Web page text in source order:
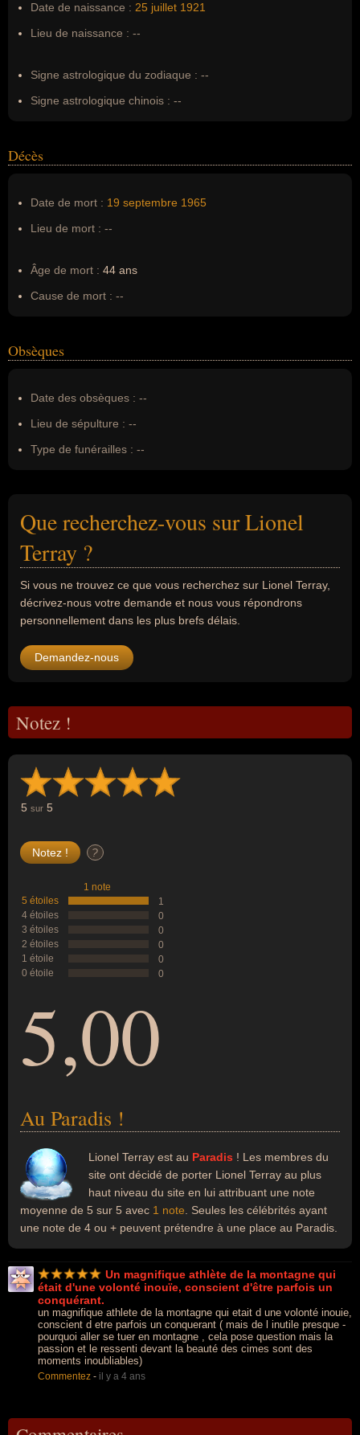
Date de naissance : 25 juillet 1921
Lieu de naissance : --
Signe astrologique du zodiaque : --
Signe astrologique chinois : --
Décès
Date de mort : 19 septembre 1965
Lieu de mort : --
Âge de mort : 44 ans
Cause de mort : --
Obsèques
Date des obsèques : --
Lieu de sépulture : --
Type de funérailles : --
Que recherchez-vous sur Lionel
Terray ?
Si vous ne trouvez ce que vous recherchez sur Lionel Terray,
décrivez-nous votre demande et nous vous répondrons
personnellement dans les plus brefs délais.
Demandez-nous
Notez !
5 sur 5
?
1 note
5 étoiles
1
4 étoiles
0
3 étoiles
0
2 étoiles
0
1 étoile
0
0 étoile
0
5,00
Au Paradis !
Lionel Terray est au Paradis ! Les membres du
site ont décidé de porter Lionel Terray au plus
haut niveau du site en lui attribuant une note
moyenne de 5 sur 5 avec 1 note . Seules les célébrités ayant
une note de 4 ou + peuvent prétendre à une place au Paradis.
Un magnifique athlète de la montagne qui
était d'une volonté inouïe, conscient d'être parfois un
conquérant.
un magnifique athlete de la montagne qui etait d une volonté inouie,
conscient d etre parfois un conquerant ( mais de l inutile presque -
pourquoi aller se tuer en montagne , cela pose question mais la
passion et le ressenti devant la beauté des cimes sont des
moments inoubliables)
Commentez - il y a 4 ans